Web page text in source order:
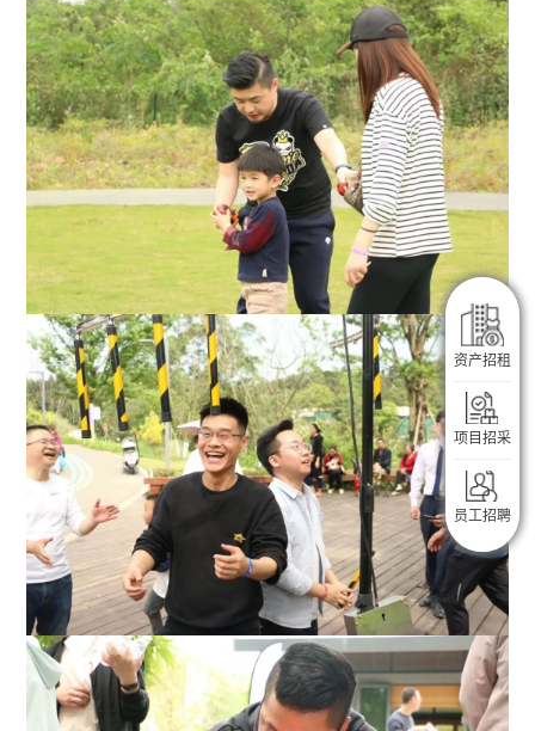
企业服务
生活服务
入驻指南
资产招租
项目招采
员工招聘